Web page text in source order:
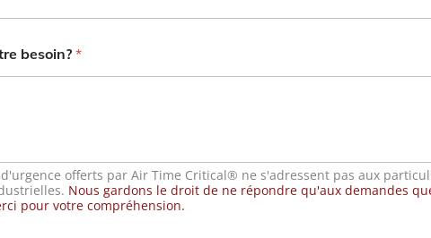
besoin?*
offerts par Air Time Critical® ne s'adressent pas aux
Nous gardons le droit de ne répondre qu'aux demandes
pour votre compréhension.